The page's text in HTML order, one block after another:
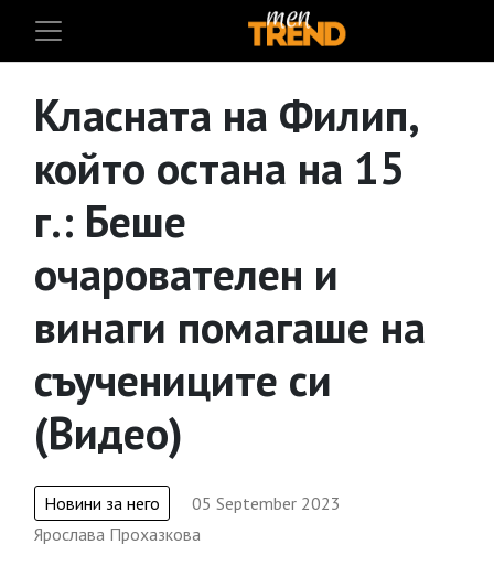
Класната на Филип,
който остана на 15
г.: Беше
очарователен и
винаги помагаше на
съучениците си
(Видео)
Новини за него
05 September 2023
Ярослава Прохазкова